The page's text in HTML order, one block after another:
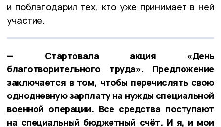
и поблагодарил тех, кто уже принимает в ней
участие.
— Стартовала акция «День
благотворительного труда». Предложение
заключается в том, чтобы перечислять свою
однодневную зарплату на нужды специальной
военной операции. Все средства поступают
на специальный бюджетный счёт. И я, и мои